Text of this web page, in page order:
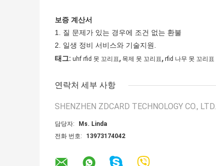
보증 계산서
1. 질 문제가 있는 경우에 조건 없는 환불
2. 일생 정비 서비스와 기술지원.
태그: uhf rfid 못 꼬리표, 목제 못 꼬리표, rfid 나무 못 꼬리표
연락처 세부 사항
SHENZHEN ZDCARD TECHNOLOGY CO., LTD.
담당자:
Ms. Linda
전화 번호:
13973174042